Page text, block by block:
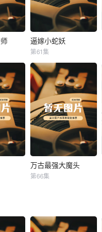
物理系最强法师 逼嫁小蛇妖
逼嫁小蛇妖
第61集
万古最强大魔头
万古最强大魔头
第66集